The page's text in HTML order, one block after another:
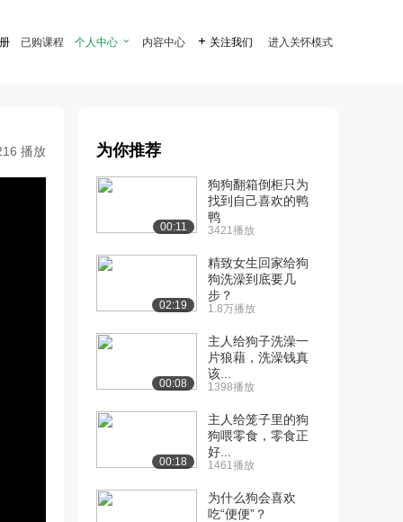
已购课程 个人中心  内容中心  关注我们 进入关怀模式
播放 为你推荐
00:11
狗狗翻箱倒柜只为
找到自己喜欢的鸭
鸭
3421播放
02:19
精致女生回家给狗
狗洗澡到底要几
步？
1.8万播放
00:08
主人给狗子洗澡一
片狼藉，洗澡钱真
该...
1398播放
00:18
主人给笼子里的狗
狗喂零食，零食正
好...
1461播放
为什么狗会喜欢
吃“便便”？